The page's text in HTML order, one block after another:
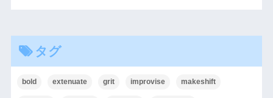
タグ
bold extenuate grit improvise makeshift